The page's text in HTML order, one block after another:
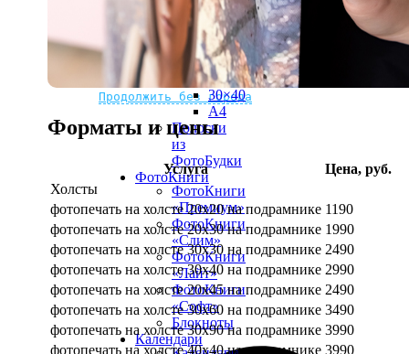
Не нашли Ваш город?
Мы доставляем по всему миру
Продолжить без города
15×15
15×20
20×20
20×30
30×30
30×40
A4
Полоски
из
ФотоБудки
ФотоКниги
ФотоКниги
«Премиум»
ФотоКниги
«Слим»
ФотоКниги
«Лайт»
ФотоКниги
«Софт»
Блокноты
Календари
Форматы и цены
Услуга
Цена, руб.
Холсты
фотопечать на холсте 20х20 на подрамнике 1190
фотопечать на холсте 20х30 на подрамнике 1990
фотопечать на холсте 30х30 на подрамнике 2490
фотопечать на холсте 30х40 на подрамнике 2990
фотопечать на холсте 20х45 на подрамнике 2490
фотопечать на холсте 30х60 на подрамнике 3490
фотопечать на холсте 30х90 на подрамнике 3990
фотопечать на холсте 40х40 на подрамнике 3990